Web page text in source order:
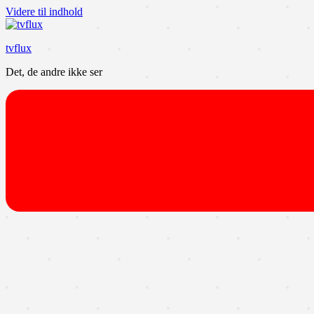
Videre til indhold
tvflux
Det, de andre ikke ser